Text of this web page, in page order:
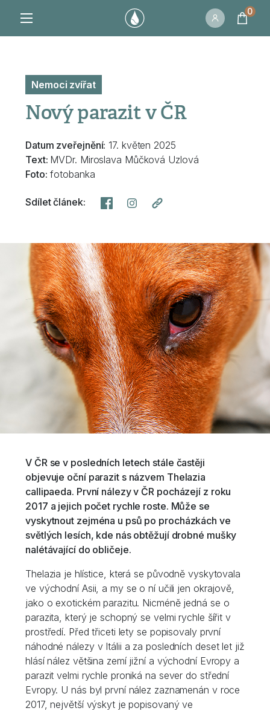
0
Nemoci zvířat
Nový parazit v ČR
Datum zveřejnění: 17. květen 2025
Text: MVDr. Miroslava Můčková Uzlová
Foto: fotobanka
Sdílet článek:
V ČR se v posledních letech stále častěji
objevuje oční parazit s názvem Thelazia
callipaeda. První nálezy v ČR pocházejí z roku
2017 a jejich počet rychle roste. Může se
vyskytnout zejména u psů po procházkách ve
světlých lesích, kde nás obtěžují drobné mušky
nalétávající do obličeje.
Thelazia je hlístice, která se původně vyskytovala
ve východní Asii, a my se o ní učili jen okrajově,
jako o exotickém parazitu. Nicméně jedná se o
parazita, který je schopný se velmi rychle šířit v
prostředí. Před třiceti lety se popisovaly první
náhodné nálezy v Itálii a za posledních deset let již
hlásí nález většina zemí jižní a východní Evropy a
parazit velmi rychle proniká na sever do střední
Evropy. U nás byl první nález zaznamenán v roce
2017, největší výskyt je popisovaný ve